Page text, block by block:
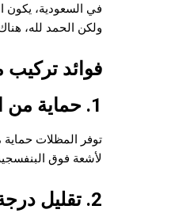
في السعودية، يكون
ولكن الحمد لله،
فوائد
1. حماية من الشمس الحارقة:
توفر المظلات
لأشعة فوق
2. تقليل درجة الحرارة: